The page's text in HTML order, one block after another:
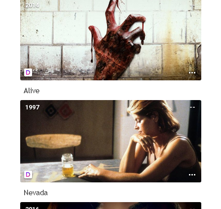
--
2014
Alive
--
1997
Nevada